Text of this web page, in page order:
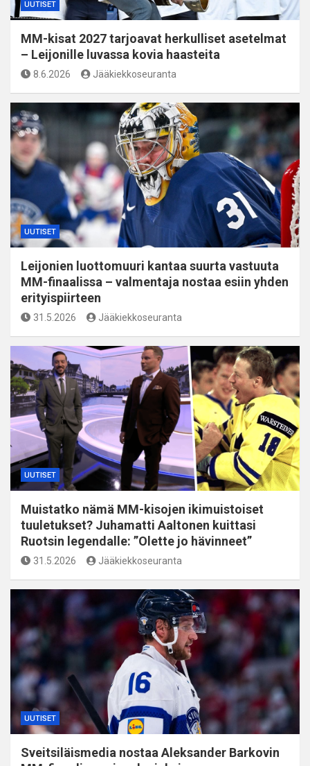
UUTISET
MM-kisat 2027 tarjoavat herkulliset asetelmat
– Leijonille luvassa kovia haasteita
8.6.2026 Jääkiekkoseuranta
UUTISET
Leijonien luottomuuri kantaa suurta vastuuta
MM-finaalissa – valmentaja nostaa esiin yhden
erityispiirteen
31.5.2026 Jääkiekkoseuranta
UUTISET
Muistatko nämä MM-kisojen ikimuistoiset
tuuletukset? Juhamatti Aaltonen kuittasi
Ruotsin legendalle: ”Olette jo hävinneet”
31.5.2026 Jääkiekkoseuranta
UUTISET
Sveitsiläismedia nostaa Aleksander Barkovin